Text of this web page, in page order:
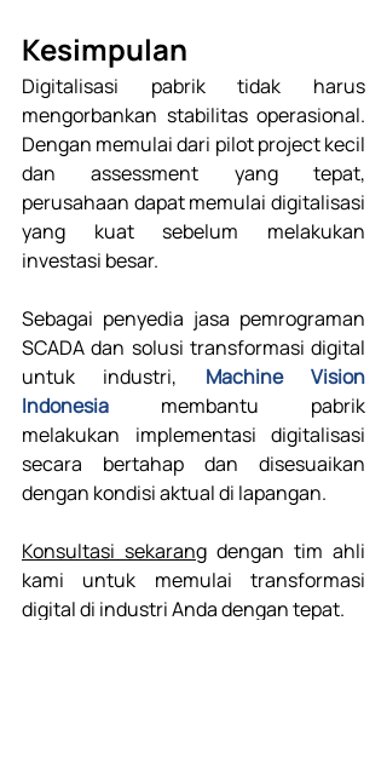
Kesimpulan
Digitalisasi pabrik tidak harus
mengorbankan stabilitas operasional.
Dengan memulai dari pilot project kecil
dan assessment yang tepat,
perusahaan dapat memulai digitalisasi
yang kuat sebelum melakukan
investasi besar.
Sebagai penyedia jasa pemrograman
SCADA dan solusi transformasi digital
untuk industri, Machine Vision
Indonesia membantu pabrik
melakukan implementasi digitalisasi
secara bertahap dan disesuaikan
dengan kondisi aktual di lapangan.
Konsultasi sekarang dengan tim ahli
kami untuk memulai transformasi
digital di industri Anda dengan tepat.